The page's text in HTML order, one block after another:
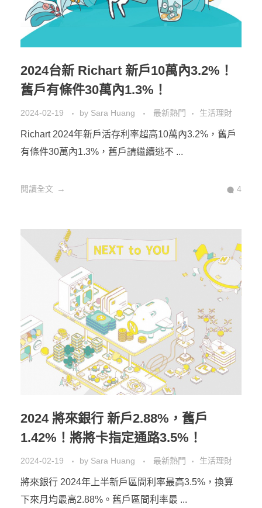
2024台新 Richart 新戶10萬內3.2%！
舊戶有條件30萬內1.3%！
2024-02-19 by Sara Huang 最新熱門 生活理財
Richart 2024年新戶活存利率超高10萬內3.2%，舊戶
有條件30萬內1.3%，舊戶請繼續逃不 ...
閱讀全文 4
2024 將來銀行 新戶2.88%，舊戶
1.42%！將將卡指定通路3.5%！
2024-02-19 by Sara Huang 最新熱門 生活理財
將來銀行 2024年上半新戶區間利率最高3.5%，換算
下來月均最高2.88%。舊戶區間利率最 ...